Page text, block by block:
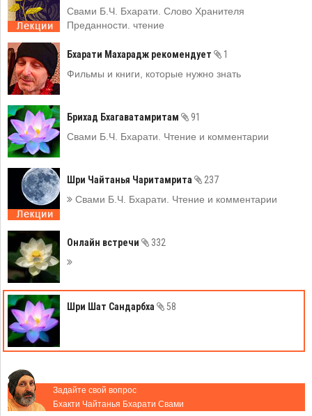
Свами Б.Ч. Бхарати. Слово Хранителя
Преданности. чтение
Бхарати Махарадж рекомендует
1
Фильмы и книги, которые нужно знать
Брихад Бхагаватамритам
91
Свами Б.Ч. Бхарати. Чтение и комментарии
Шри Чайтанья Чаритамрита
237
Свами Б.Ч. Бхарати. Чтение и комментарии
Онлайн встречи 332
Шри Шат Сандарбха 58
Задайте свой вопрос
Бхакти Чайтанья Бхарати Свами